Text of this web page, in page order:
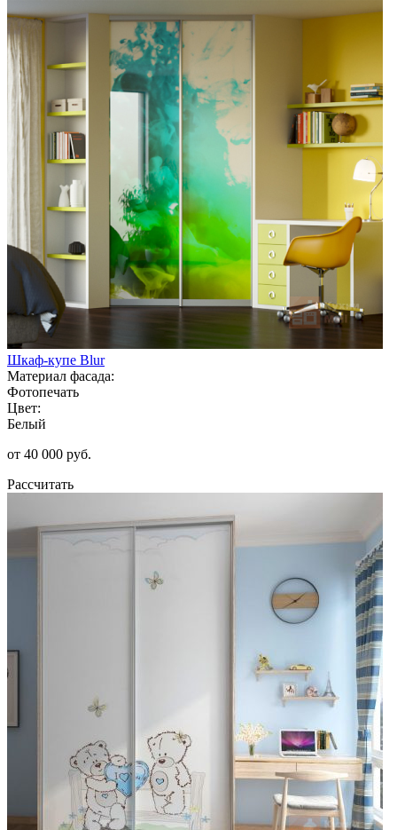
Шкаф-купе Blur
Материал фасада:
Фотопечать
Цвет:
Белый
от 40 000 руб.
Рассчитать